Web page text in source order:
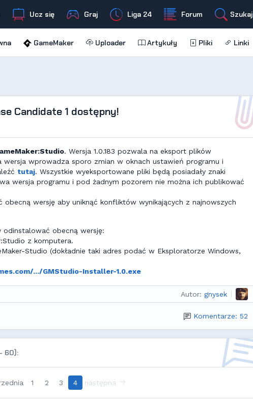
Ucz się Graj Liga 24 Forum Szukaj
GameMaker Uploader Artykuły Pliki Linki
Candidate 1 dostępny!
. Wersja 1.0.183 pozwala na eksport plików
wersja wprowadza sporo zmian w oknach ustawień programu i
tutaj. Wszystkie wyeksportowane pliki będą posiadały znaki
wersja programu i pod żadnym pozorem nie można ich publikować
obecną wersję aby uniknąć konfliktów wynikających z najnowszych
odinstalować obecną wersję:
z komputera.
Studio (dokładnie taki adres podać w Eksploratorze Windows,
.../GMStudio-Installer-1.0.exe
Autor: gnysek
Komentarze: 52
60):
1 2 3 4 następna